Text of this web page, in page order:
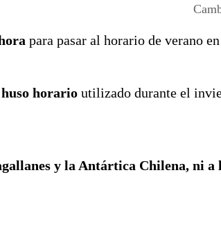
para pasar al horario de verano
horario utilizado durante el
y la Antártica Chilena, ni a